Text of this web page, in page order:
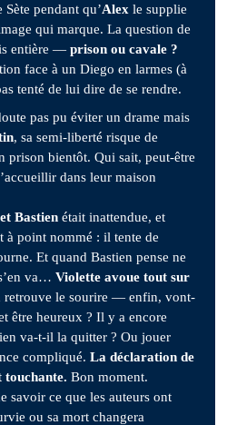
Sète pendant qu’Alex le supplie
qui marque. La question de
entière —prison ou cavale ?
face à un Diego en larmes (à
tenté de lui dire de se rendre.
pas pu éviter un drame mais
, sa semi-liberté risque de
prison bientôt. Qui sait, peut-être
dans leur maison
Bastien était inattendue, et
à point nommé : il tente de
Et quand Bastien pense ne
va…Violette avoue tout sur
retrouve le sourire — enfin, vont-
être heureux ? Il y a encore
va-t-il la quitter ? Ou jouer
compliqué.La déclaration de
touchante. Bon moment.
savoir ce que les auteurs ont
ou sa mort changera